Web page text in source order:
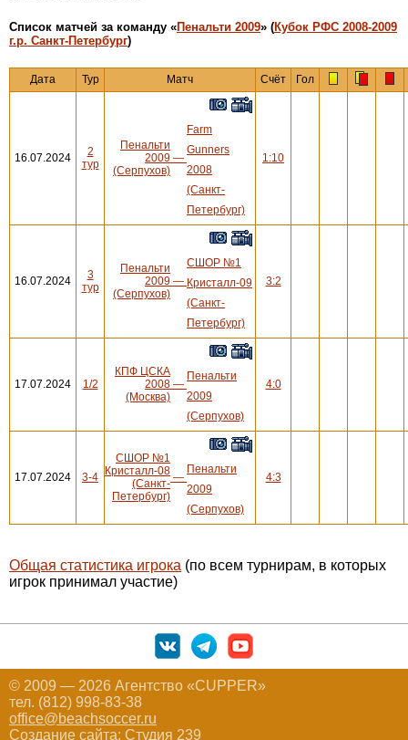
Cписок матчей за команду «Пенальти 2009» (Кубок РФС 2008-2009
г.р. Санкт-Петербург)
Дата Тур Матч Счёт Гол
16.07.2024
2
тур
Пенальти
2009
(Серпухов)
—
Farm
Gunners
2008
(Санкт-
Петербург)
1:10
16.07.2024
3
тур
Пенальти
2009
(Серпухов)
—
СШОР №1
Кристалл-09
(Санкт-
Петербург)
3:2
17.07.2024 1/2
КПФ ЦСКА
2008
(Москва)
—
Пенальти
2009
(Серпухов)
4:0
17.07.2024 3-4
СШОР №1
Кристалл-08
(Санкт-
Петербург)
—
Пенальти
2009
(Серпухов)
4:3
Общая статистика игрока (по всем турнирам, в которых
игрок принимал участие)
© 2009 — 2026 Агентство «CUPPER»
тел. (812) 998-83-38
office@beachsoccer.ru
Создание сайта: Студия 239